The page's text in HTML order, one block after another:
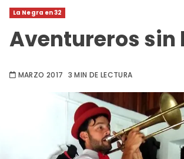
La Negra en 32
Aventureros sin
MARZO 2017 3 MIN DE LECTURA